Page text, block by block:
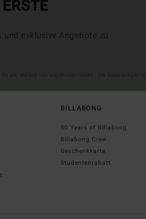
exklusive Angebote zu
BILLABONG
50 Years of Billabong
Billabong Crew
Geschenkkarte
Studentenrabatt